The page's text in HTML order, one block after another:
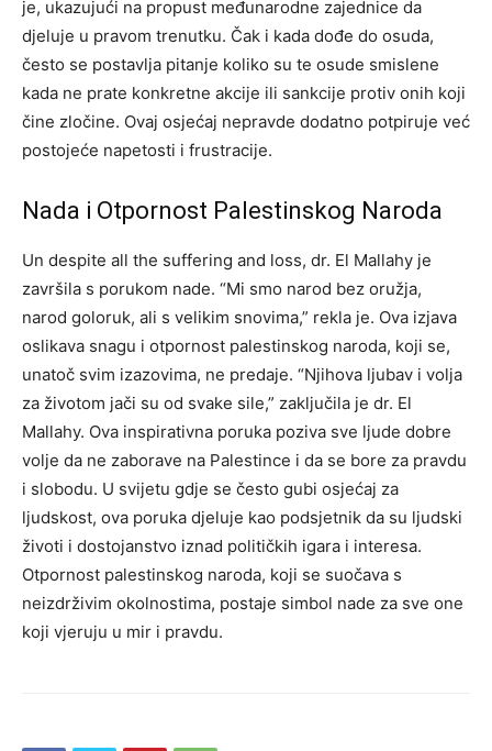
je, ukazujući na propust međunarodne zajednice da
djeluje u pravom trenutku. Čak i kada dođe do osuda,
često se postavlja pitanje koliko su te osude smislene
kada ne prate konkretne akcije ili sankcije protiv onih koji
čine zločine. Ovaj osjećaj nepravde dodatno potpiruje već
postojeće napetosti i frustracije.
Nada i Otpornost Palestinskog Naroda
Un despite all the suffering and loss, dr. El Mallahy je
završila s porukom nade. “Mi smo narod bez oružja,
narod goloruk, ali s velikim snovima,” rekla je. Ova izjava
oslikava snagu i otpornost palestinskog naroda, koji se,
unatoč svim izazovima, ne predaje. “Njihova ljubav i volja
za životom jači su od svake sile,” zaključila je dr. El
Mallahy. Ova inspirativna poruka poziva sve ljude dobre
volje da ne zaborave na Palestince i da se bore za pravdu
i slobodu. U svijetu gdje se često gubi osjećaj za
ljudskost, ova poruka djeluje kao podsjetnik da su ljudski
životi i dostojanstvo iznad političkih igara i interesa.
Otpornost palestinskog naroda, koji se suočava s
neizdrživim okolnostima, postaje simbol nade za sve one
koji vjeruju u mir i pravdu.